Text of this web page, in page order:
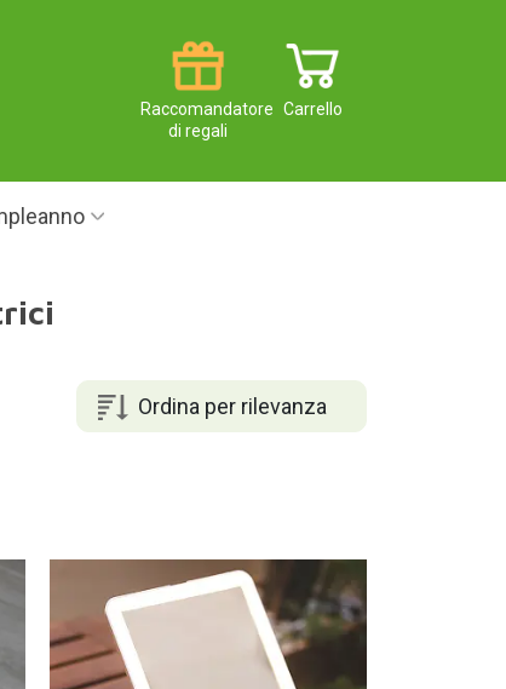
Carrello
Raccomandatore
di regali
Ordina per rilevanza